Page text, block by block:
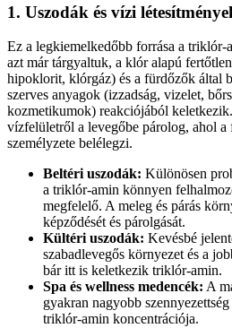
1. Uszodák és vízi
Ez a legkiemelkedőbb forrása a
azt már tárgyaltuk, a klór alapú
hipoklorit, klórgáz) és a fürdőzők által
szerves anyagok (izzadság, vizelet,
kozmetikumok) reakciójából
vízfelületről a levegőbe párolog, ahol a
személyzete belélegzi.
Beltéri uszodák: Különösen
a triklór-amin könnyen
megfelelő. A meleg és párás
képződését és párolgását.
Kültéri uszodák: Kevésbé
szabadlevegős környezet és a
bár itt is keletkezik triklór-amin.
Spa és wellness medencék: A
gyakran nagyobb
triklór-amin koncentrációja.